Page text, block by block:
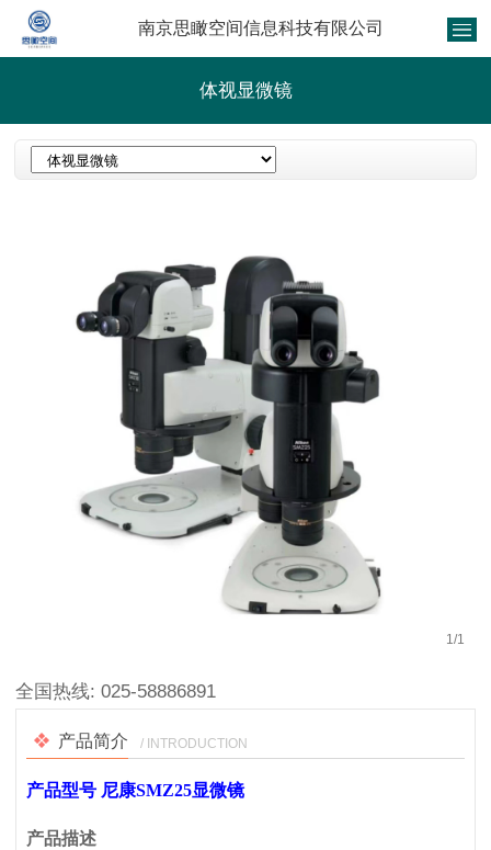
南京思瞰空间信息科技有限公司
体视显微镜
1 /1
全国热线: 025-58886891
产品简介 / INTRODUCTION
产品型号 尼康SMZ25显微镜
产品描述